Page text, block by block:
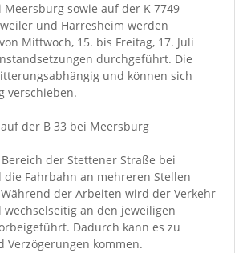
Meersburg sowie auf der K 7749
und Harresheim werden
Mittwoch, 15. bis Freitag, 17. Juli
durchgeführt. Die
und können sich
verschieben.
der B 33 bei Meersburg
der Stettener Straße bei
Fahrbahn an mehreren Stellen
der Arbeiten wird der Verkehr
an den jeweiligen
Dadurch kann es zu
Verzögerungen kommen.